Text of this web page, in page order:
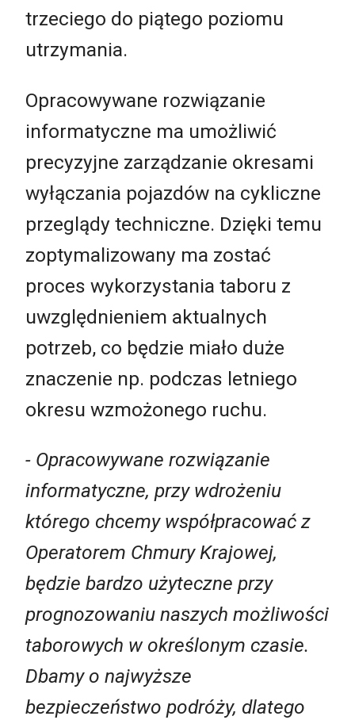
trzeciego do piątego poziomu
utrzymania.
Opracowywane rozwiązanie
informatyczne ma umożliwić
precyzyjne zarządzanie okresami
wyłączania pojazdów na cykliczne
przeglądy techniczne. Dzięki temu
zoptymalizowany ma zostać
proces wykorzystania taboru z
uwzględnieniem aktualnych
potrzeb, co będzie miało duże
znaczenie np. podczas letniego
okresu wzmożonego ruchu.
- Opracowywane rozwiązanie
informatyczne, przy wdrożeniu
którego chcemy współpracować z
Operatorem Chmury Krajowej,
będzie bardzo użyteczne przy
prognozowaniu naszych możliwości
taborowych w określonym czasie.
Dbamy o najwyższe
bezpieczeństwo podróży, dlatego